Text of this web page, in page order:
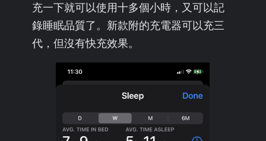
充一下就可以使用十多個小時，又可以記
錄睡眠品質了。新款附的充電器可以充三
代，但沒有快充效果。